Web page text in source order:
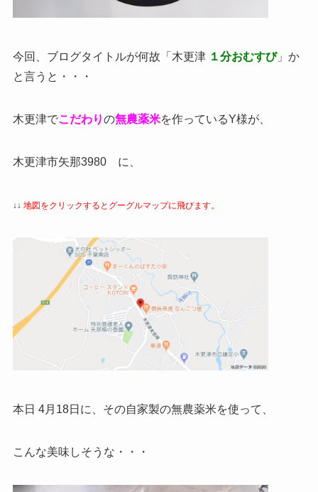
今回、ブログタイトルが何故「木更津 １分おむすび」か
と言うと・・・
木更津でこだわりの無農薬米を作っているY様が、
木更津市矢那3980 に、
↓↓ 地図をクリックするとグーグルマップに飛びます。
本日 4月18日に、その自家製の無農薬米を使って、
こんな美味しそうな・・・